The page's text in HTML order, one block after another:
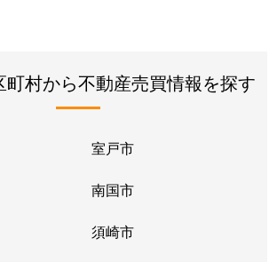
町村から不動産売買情報を探す
室戸市
南国市
須崎市